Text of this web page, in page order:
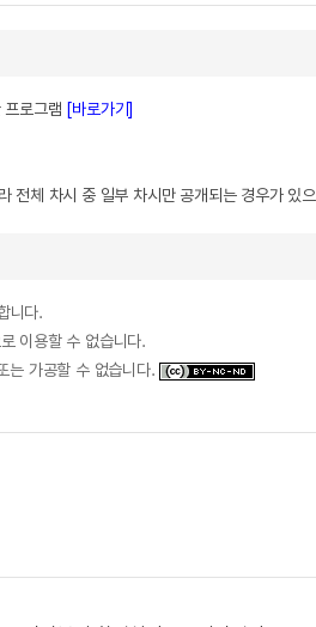
프로그램 [바로가기]
전체 차시 중 일부 차시만 공개되는 경우가 있
니다.
이용할 수 없습니다.
는 가공할 수 없습니다.